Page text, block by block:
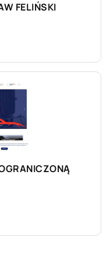
FELIŃSKI